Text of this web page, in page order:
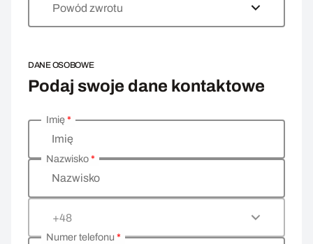
Powód zwrotu
DANE OSOBOWE
Podaj swoje dane kontaktowe
Wprowadź swoje dane osobowe
Imię
Imię*
Nazwisko
Nazwisko*
+48
Numer telefonu *